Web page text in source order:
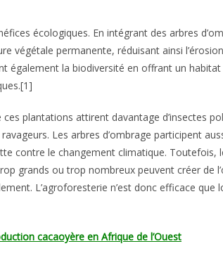
écologiques. En intégrant des arbres
végétale permanente, réduisant ainsi
également la biodiversité en offrant un
plantations attirent davantage d’insectes
Les arbres d’ombrage participent
contre le changement climatique. Toutefois,
grands ou trop nombreux peuvent créer de
L’agroforesterie n’est donc efficace que
cacaoyère en Afrique de l’Ouest